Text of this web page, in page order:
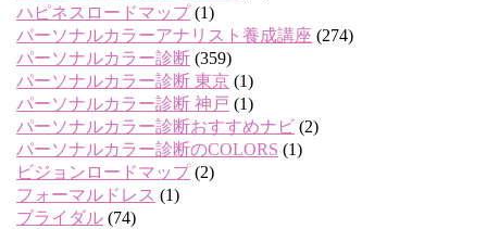
ハピネスロードマップ(1)
パーソナルカラーアナリスト養成講座 (274)
パーソナルカラー診断 (359)
パーソナルカラー診断 東京 (1)
パーソナルカラー診断 神戸 (1)
パーソナルカラー診断おすすめナビ (2)
パーソナルカラー診断のCOLORS (1)
ビジョンロードマップ(2)
フォーマルドレス (1)
ブライダル (74)